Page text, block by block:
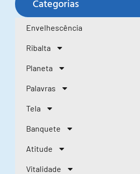
Envelhescência
Ribalta
Planeta
Palavras
Tela
Banquete
Atitude
Vitalidade